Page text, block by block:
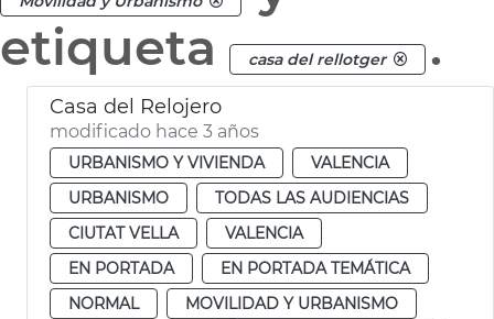
etiqueta
casa del rellotger .
Casa del Relojero
modificado hace 3 años
URBANISMO Y VIVIENDA
VALENCIA
URBANISMO
TODAS LAS AUDIENCIAS
CIUTAT VELLA
VALENCIA
EN PORTADA
EN PORTADA TEMÁTICA
NORMAL
MOVILIDAD Y URBANISMO